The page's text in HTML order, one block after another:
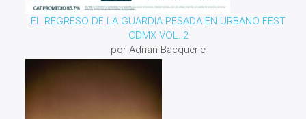
EL REGRESO DE LA GUARDIA PESADA EN URBANO FEST
CDMX VOL. 2
por Adrian Bacquerie